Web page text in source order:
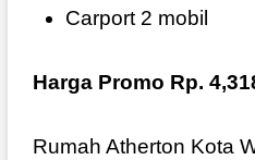
Carport 2 mobil
Harga Promo Rp.
Rumah Atherton Kota